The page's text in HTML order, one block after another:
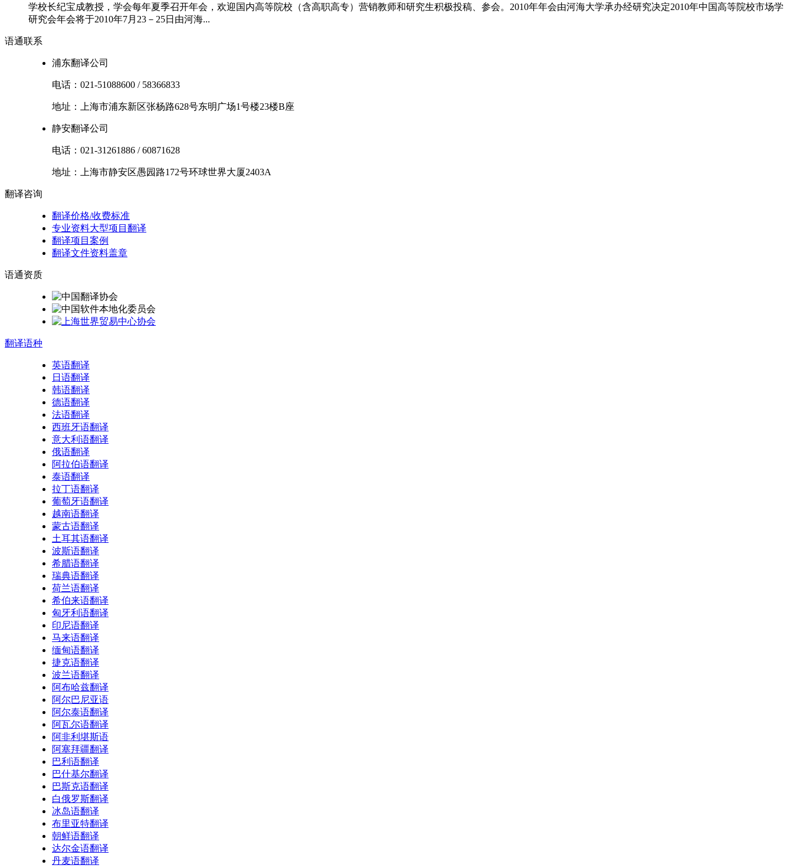
学校长纪宝成教授，学会每年夏季召开年会，欢迎国内高等院校（含高职高专）营销教师和研究生积极投稿、参会。2010年年会由河海大学承办经研究决定2010年中国高等院校市场学
研究会年会将于2010年7月23－25日由河海...
语通联系
浦东翻译公司
电话： 021-51088600 / 58366833
地址： 上海市浦东新区张杨路628号东明广场1号楼23楼B座
静安翻译公司
电话： 021-31261886 /60871628
地址： 上海市静安区愚园路172号环球世界大厦2403A
翻译咨询
翻译价格/收费标准
专业资料大型项目翻译
翻译项目案例
翻译文件资料盖章
语通资质
翻译语种
英语翻译
日语翻译
韩语翻译
德语翻译
法语翻译
西班牙语翻译
意大利语翻译
俄语翻译
阿拉伯语翻译
泰语翻译
拉丁语翻译
葡萄牙语翻译
越南语翻译
蒙古语翻译
土耳其语翻译
波斯语翻译
希腊语翻译
瑞典语翻译
荷兰语翻译
希伯来语翻译
匈牙利语翻译
印尼语翻译
马来语翻译
缅甸语翻译
捷克语翻译
波兰语翻译
阿布哈兹翻译
阿尔巴尼亚语
阿尔泰语翻译
阿瓦尔语翻译
阿非利堪斯语
阿塞拜疆翻译
巴利语翻译
巴什基尔翻译
巴斯克语翻译
白俄罗斯翻译
冰岛语翻译
布里亚特翻译
朝鲜语翻译
达尔金语翻译
丹麦语翻译